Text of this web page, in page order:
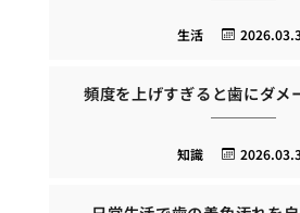
生活
頻度を上げすぎると歯にダメ
知識